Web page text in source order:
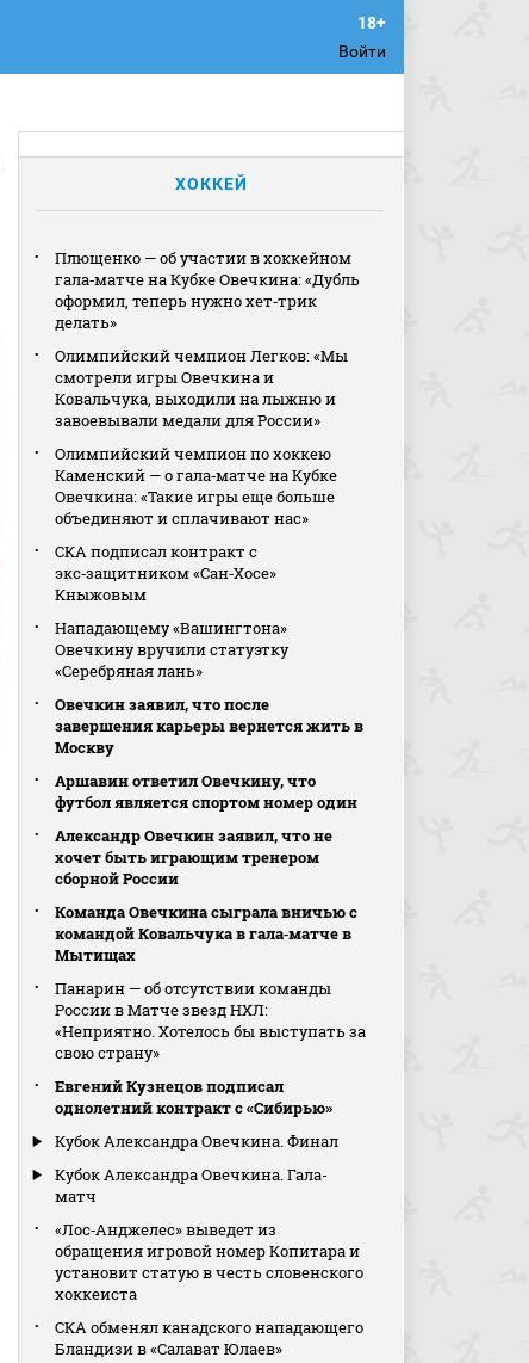
Войти
ХОККЕЙ
Плющенко — об участии в хоккейном
гала‑матче на Кубке Овечкина: «Дубль
оформил, теперь нужно хет‑трик
делать»
Олимпийский чемпион Легков: «Мы
смотрели игры Овечкина и
Ковальчука, выходили на лыжню и
завоевывали медали для России»
Олимпийский чемпион по хоккею
Каменский — о гала‑матче на Кубке
Овечкина: «Такие игры еще больше
объединяют и сплачивают нас»
СКА подписал контракт с
экс‑защитником «Сан‑Хосе»
Кныжовым
Нападающему «Вашингтона»
Овечкину вручили статуэтку
«Серебряная лань»
Овечкин заявил, что после
завершения карьеры вернется жить в
Москву
Аршавин ответил Овечкину, что
футбол является спортом номер один
Александр Овечкин заявил, что не
хочет быть играющим тренером
сборной России
Команда Овечкина сыграла вничью с
командой Ковальчука в гала‑матче в
Мытищах
Панарин — об отсутствии команды
России в Матче звезд НХЛ:
«Неприятно. Хотелось бы выступать за
свою страну»
Евгений Кузнецов подписал
однолетний контракт с «Сибирью»
Кубок Александра Овечкина. Финал
Кубок Александра Овечкина. Гала-
матч
«Лос‑Анджелес» выведет из
обращения игровой номер Копитара и
установит статую в честь словенского
хоккеиста
СКА обменял канадского нападающего
Бландизи в «Салават Юлаев»